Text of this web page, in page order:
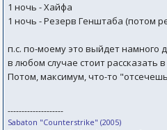
1 ночь - Хайфа
1 ночь - Резерв Генштаба (потом
п.с. по-моему это выйдет намного
в любом случае стоит рассказать
Потом, максимум, что-то
--------------------
Sabaton "Counterstrike" (2005)